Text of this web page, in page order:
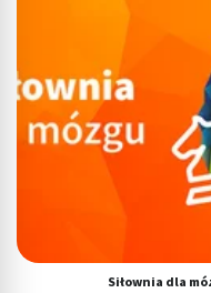
Siłownia dla